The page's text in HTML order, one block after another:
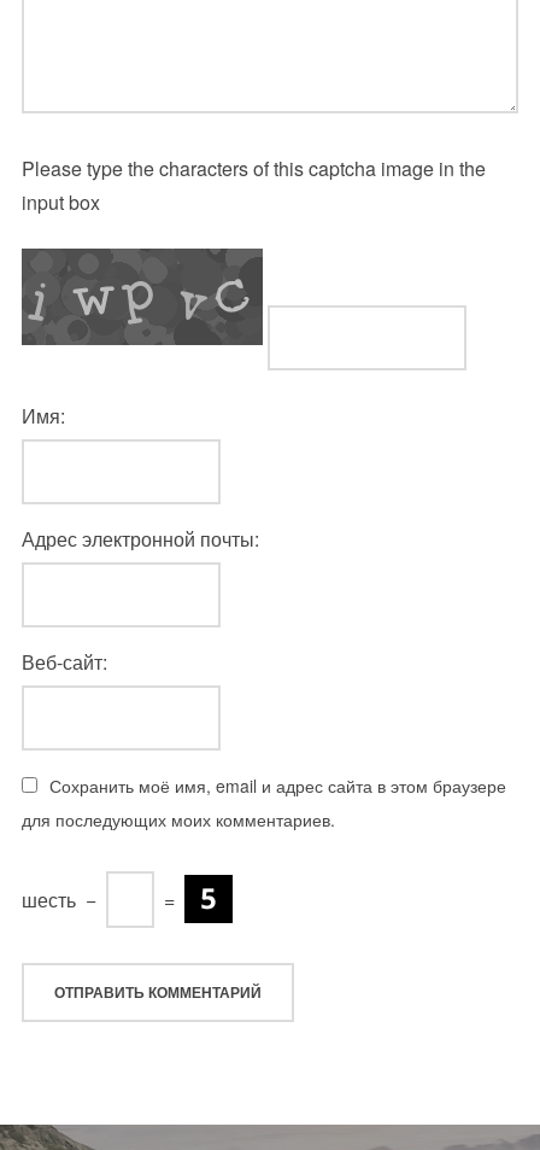
Please type the characters of this captcha image in the
input box
Имя:
Адрес электронной почты:
Веб-сайт:
Сохранить моё имя, email и адрес сайта в этом браузере
для последующих моих комментариев.
шесть − =